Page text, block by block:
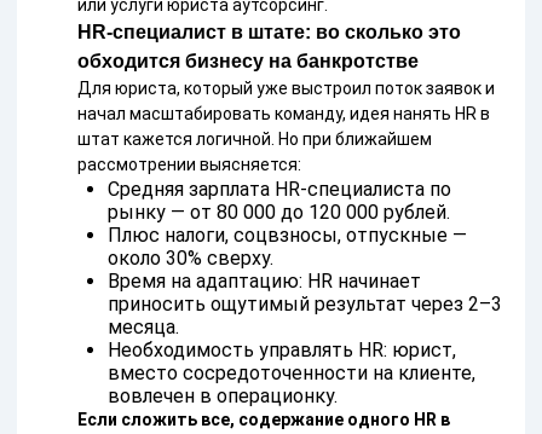
или услуги юриста аутсорсинг.
HR-специалист в штате: во сколько это
обходится бизнесу на банкротстве
Для юриста, который уже выстроил поток заявок и
начал масштабировать команду, идея нанять HR в
штат кажется логичной. Но при ближайшем
рассмотрении выясняется:
Средняя зарплата HR-специалиста по
рынку — от 80 000 до 120 000 рублей.
Плюс налоги, соцвзносы, отпускные —
около 30% сверху.
Время на адаптацию: HR начинает
приносить ощутимый результат через 2–3
месяца.
Необходимость управлять HR: юрист,
вместо сосредоточенности на клиенте,
вовлечен в операционку.
Если сложить все, содержание одного HR в